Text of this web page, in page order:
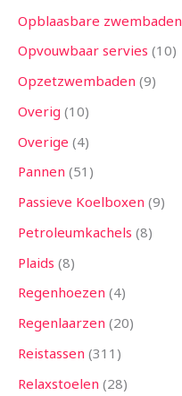
Opblaasbare zwembaden
Opvouwbaar servies 10
Opzetzwembaden 9
Overig 10
Overige 4
Pannen 51
Passieve Koelboxen 9
Petroleumkachels 8
Plaids 8
Regenhoezen 4
Regenlaarzen 20
Reistassen 311
Relaxstoelen 28